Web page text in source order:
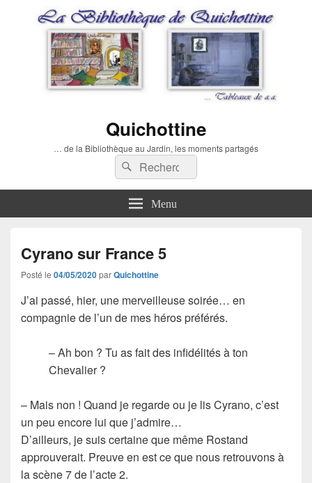
Quichottine
… de la Bibliothèque au Jardin, les moments partagés
Recherche :
Rechercher
Menu
Cyrano sur France 5
Posté le 04/05/2020parQuichottine
J’ai passé, hier, une merveilleuse soirée… en
compagnie de l’un de mes héros préférés.
– Ah bon ? Tu as fait des infidélités à ton
Chevalier ?
– Mais non ! Quand je regarde ou je lis Cyrano, c’est
un peu encore lui que j’admire…
D’ailleurs, je suis certaine que même Rostand
approuverait. Preuve en est ce que nous retrouvons à
la scène 7 de l’acte 2.